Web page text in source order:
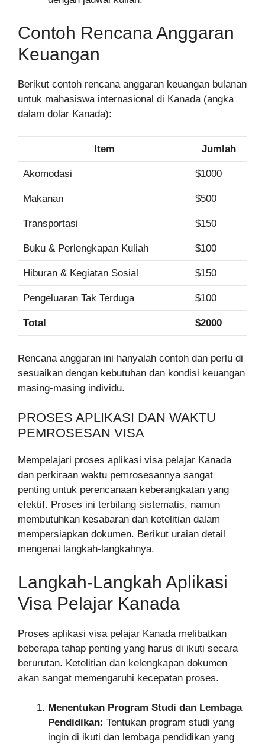
Contoh Rencana Anggaran
Keuangan
Berikut contoh rencana anggaran keuangan bulanan
untuk mahasiswa internasional di Kanada (angka
dalam dolar Kanada):
Item Jumlah
Akomodasi $1000
Makanan $500
Transportasi $150
Buku & Perlengkapan Kuliah $100
Hiburan & Kegiatan Sosial $150
Pengeluaran Tak Terduga $100
Total $2000
Rencana anggaran ini hanyalah contoh dan perlu di
sesuaikan dengan kebutuhan dan kondisi keuangan
masing-masing individu.
PROSES APLIKASI DAN WAKTU
PEMROSESAN VISA
Mempelajari proses aplikasi visa pelajar Kanada
dan perkiraan waktu pemrosesannya sangat
penting untuk perencanaan keberangkatan yang
efektif. Proses ini terbilang sistematis, namun
membutuhkan kesabaran dan ketelitian dalam
mempersiapkan dokumen. Berikut uraian detail
mengenai langkah-langkahnya.
Langkah-Langkah Aplikasi
Visa Pelajar Kanada
Proses aplikasi visa pelajar Kanada melibatkan
beberapa tahap penting yang harus di ikuti secara
berurutan. Ketelitian dan kelengkapan dokumen
akan sangat memengaruhi kecepatan proses.
Menentukan Program Studi dan Lembaga
Pendidikan: Tentukan program studi yang
ingin di ikuti dan lembaga pendidikan yang